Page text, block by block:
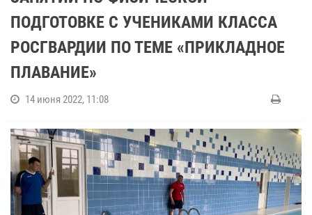
ПОДГОТОВКЕ С УЧЕНИКАМИ КЛАССА
РОСГВАРДИИ ПО ТЕМЕ «ПРИКЛАДНОЕ
ПЛАВАНИЕ»
14 июня 2022, 11:08